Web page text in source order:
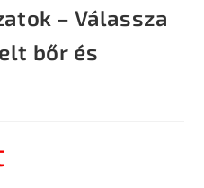
– Válassza
bőr és